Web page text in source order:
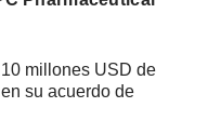
millones USD de
su acuerdo de